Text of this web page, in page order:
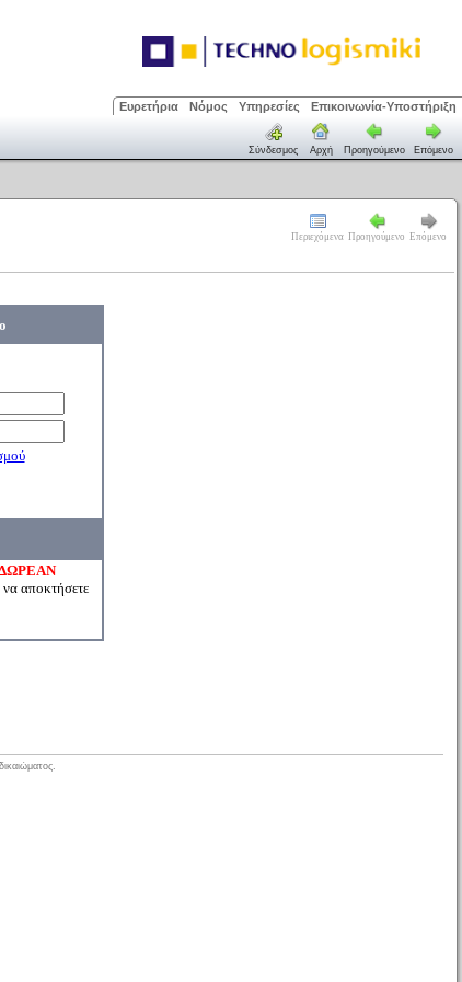
Ευρετήρια Νόμος Υπηρεσίες Επικοινωνία-Υποστήριξη
Σύνδεσμος Αρχή Προηγούμενο Επόμενο